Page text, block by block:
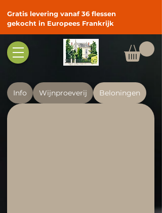
Gratis levering vanaf 36 flessen
gekocht in Europees Frankrijk
Info Wijnproeverij Beloningen